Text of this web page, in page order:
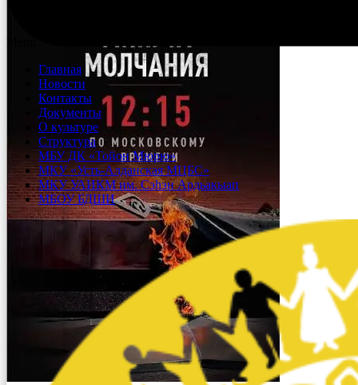
Menu
Главная
Новости
Контакты
Документы
О культуре
Структура
МБУ ДК «Тойон Мюрю»
МКУ «Усть-Алданская МЦБС»
МКУ УАИКМ им. Сэһэн Ардьакыап
МБОУ БДШИ